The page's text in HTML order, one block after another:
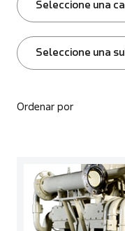
Seleccione una
Seleccione una
Ordenar por